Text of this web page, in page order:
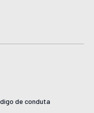
de conduta